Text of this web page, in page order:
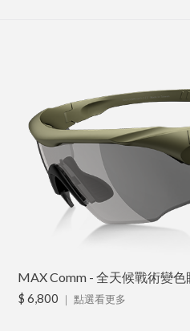
MAX Comm - 全天候戰術變色
$ 6,800 ｜ 點選看更多